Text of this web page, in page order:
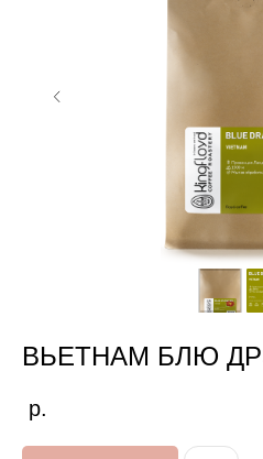
ВЬЕТНАМ БЛЮ
р.